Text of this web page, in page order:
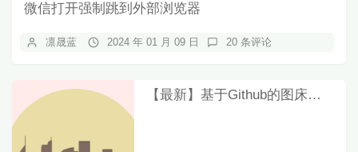
微信打开强制跳到外部浏览器
凛晟蓝 2024 年 01 月 09 日 20 条评论
【最新】基于Github的图床插件